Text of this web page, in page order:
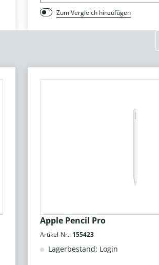
Zum Vergleich hinzufügen
Apple Pencil Pro
Artikel-Nr.: 155423
Lagerbestand: Login